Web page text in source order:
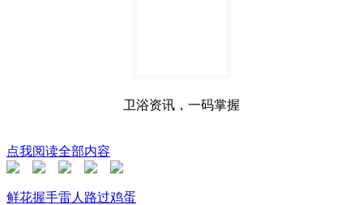
卫浴资讯，一码掌握
点我阅读全部内容
鲜花握手雷人 路过鸡蛋